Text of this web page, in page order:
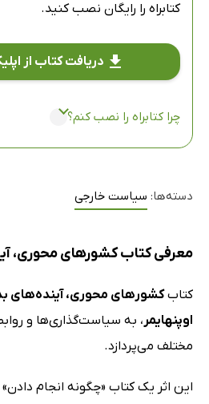
کتابراه را رایگان نصب کنید.
دریافت کتاب از
چرا کتابراه را نصب کنم؟
دسته‌ها: سیاست خارجی
معرفی کتاب کشورهای محوری،
کتابکشورهای محوری، آینده‌های
اوپنهایمر، به سیاست‌گذاری‌ها و
مختلف می‌پردازد.
این اثر یک کتاب «چگونه انجام